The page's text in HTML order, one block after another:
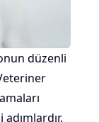
düzenli